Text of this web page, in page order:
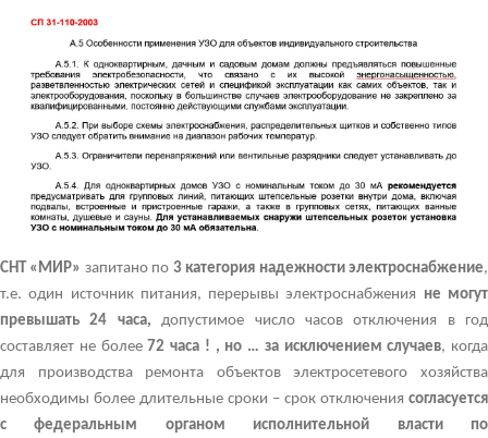
СНТ «МИР» запитано по 3 категория надежности электроснабжение,
т.е. один источник питания, перерывы электроснабжения не могут
превышать 24 часа,допустимое число часов отключения в год
составляет не более 72 часа ! , но … за исключением случаев, когда
для производства ремонта объектов электросетевого хозяйства
необходимы более длительные сроки – срок отключения согласуется
с федеральным органом исполнительной власти по